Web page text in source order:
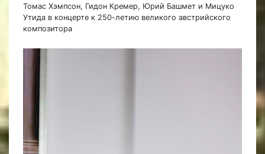
Томас Хэмпсон, Гидон Кремер, Юрий Башмет и Мицуко
Утида в концерте к 250-летию великого австрийского
композитора